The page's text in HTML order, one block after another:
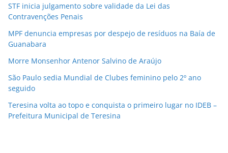
STF inicia julgamento sobre validade da Lei das
Contravenções Penais
MPF denuncia empresas por despejo de resíduos na Baía de
Guanabara
Morre Monsenhor Antenor Salvino de Araújo
São Paulo sedia Mundial de Clubes feminino pelo 2º ano
seguido
Teresina volta ao topo e conquista o primeiro lugar no IDEB –
Prefeitura Municipal de Teresina